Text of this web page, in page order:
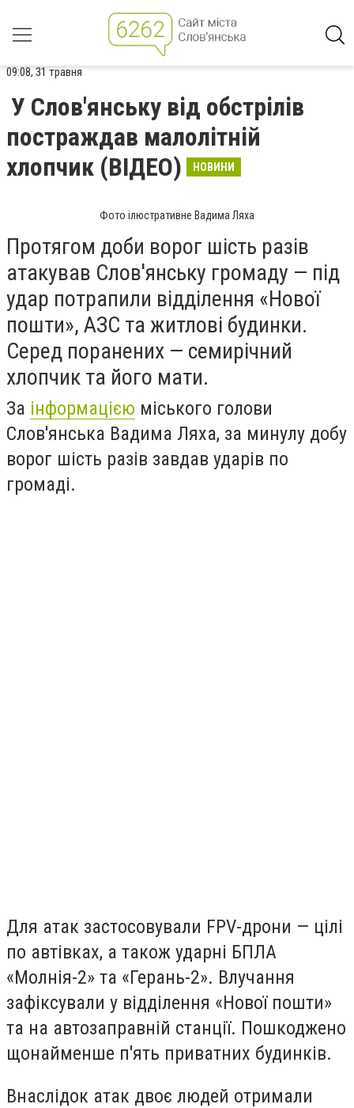
09:08, 31 травня
У Слов'янську від обстрілів
постраждав малолітній
хлопчик (ВІДЕО)
НОВИНИ
Фото ілюстративне Вадима Ляха
Протягом доби ворог шість разів
атакував Слов'янську громаду — під
удар потрапили відділення «Нової
пошти», АЗС та житлові будинки.
Серед поранених — семирічний
хлопчик та його мати.
За інформацією міського голови
Слов'янська Вадима Ляха, за минулу добу
ворог шість разів завдав ударів по
громаді.
Для атак застосовували FPV-дрони — цілі
по автівках, а також ударні БПЛА
«Молнія-2» та «Герань-2». Влучання
зафіксували у відділення «Нової пошти»
та на автозаправній станції. Пошкоджено
щонайменше п'ять приватних будинків.
Внаслідок атак двоє людей отримали